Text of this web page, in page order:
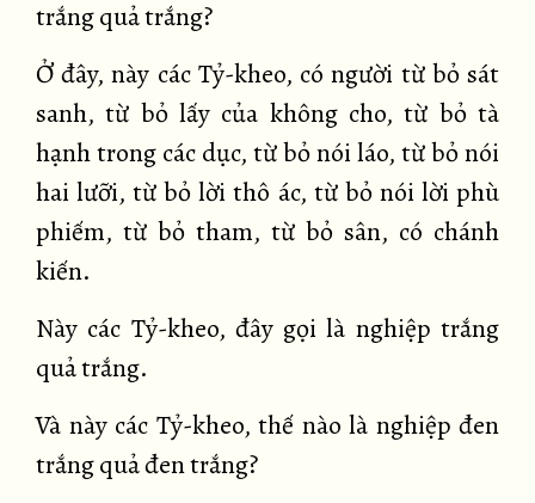
trắng quả trắng?
Ở đây, này các Tỷ-kheo, có người từ bỏ sát
sanh, từ bỏ lấy của không cho, từ bỏ tà
hạnh trong các dục, từ bỏ nói láo, từ bỏ nói
hai lưỡi, từ bỏ lời thô ác, từ bỏ nói lời phù
phiếm, từ bỏ tham, từ bỏ sân, có chánh
kiến.
Này các Tỷ-kheo, đây gọi là nghiệp trắng
quả trắng.
Và này các Tỷ-kheo, thế nào là nghiệp đen
trắng quả đen trắng?